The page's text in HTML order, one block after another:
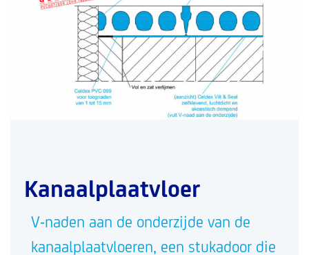
Kanaalplaatvloer
V-naden aan de onderzijde van de
kanaalplaatvloeren, een stukadoor die